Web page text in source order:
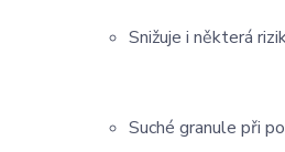
Snižuje i některá
Suché granule při